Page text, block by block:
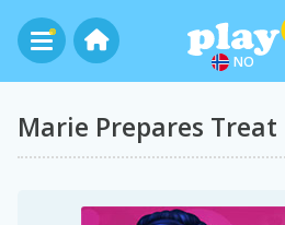
NO
Marie Prepares Treat